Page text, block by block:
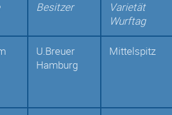
Besitzer
Varietät
Wurftag
U.Breuer
Hamburg
Mittelspitz